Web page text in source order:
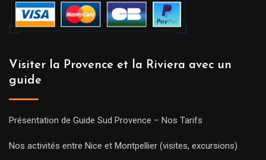
Visiter la Provence et la Riviera avec un
guide
Présentation de Guide Sud Provence – Nos Tarifs
Nos activités entre Nice et Montpellier (visites, excursions)